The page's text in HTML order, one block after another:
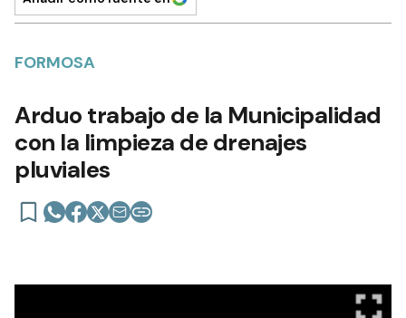
FORMOSA
Arduo trabajo de la Municipalidad
con la limpieza de drenajes
pluviales